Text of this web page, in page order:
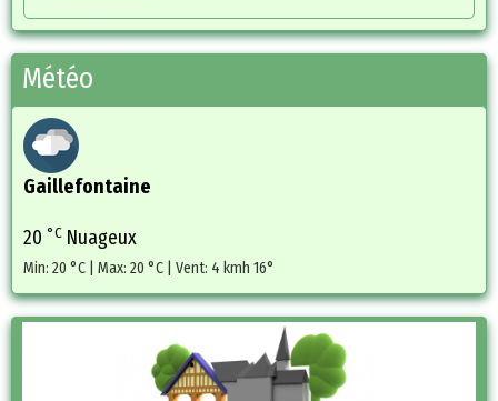
Météo
Gaillefontaine
20 °C Nuageux
Min: 20 °C | Max: 20 °C | Vent: 4 kmh 16°